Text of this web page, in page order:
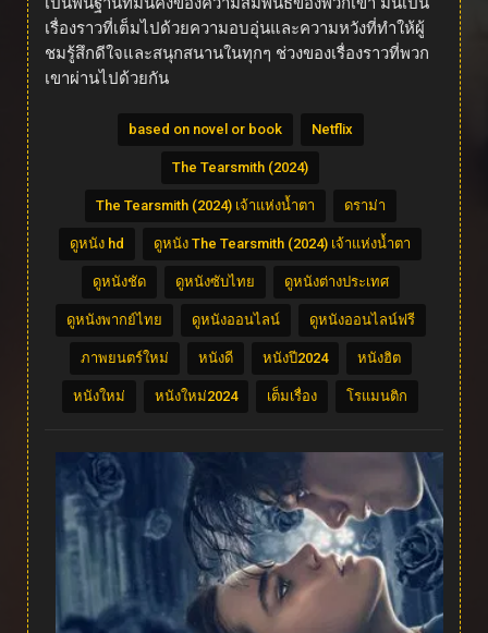
เรื่องราวที่เต็มไปด้วยความอบอุ่นและความหวังที่ทำให้ผู้
ชมรู้สึกดีใจและสนุกสนานในทุกๆ ช่วงของเรื่องราวที่พวก
เขาผ่านไปด้วยกัน
based on novel or book Netflix
The Tearsmith (2024)
The Tearsmith (2024) เจ้าแห่งน้ำตา ดราม่า
ดูหนัง hd ดูหนัง The Tearsmith (2024) เจ้าแห่งน้ำตา
ดูหนังชัด ดูหนังซับไทย ดูหนังต่างประเทศ
ดูหนังพากย์ไทย ดูหนังออนไลน์ ดูหนังออนไลน์ฟรี
ภาพยนตร์ใหม่ หนังดี หนังปี2024 หนังฮิต
หนังใหม่ หนังใหม่2024 เต็มเรื่อง โรแมนติก